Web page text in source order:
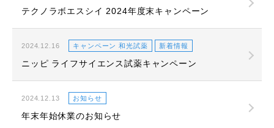
テクノラボエスシイ 2024年度末キャンペーン
2024.12.16 キャンペーン 和光試薬 新着情報
ニッピ ライフサイエンス試薬キャンペーン
2024.12.13 お知らせ
年末年始休業のお知らせ